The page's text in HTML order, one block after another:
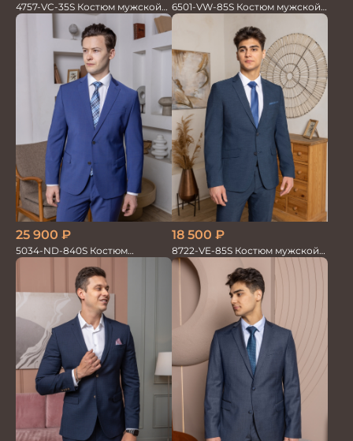
4757-VC-35S Костюм мужской
двойка
6501-VW-85S Костюм мужской
двойка
25 900 ₽
5034-ND-840S Костюм
мужской двойка
18 500 ₽
8722-VE-85S Костюм мужской
двойка